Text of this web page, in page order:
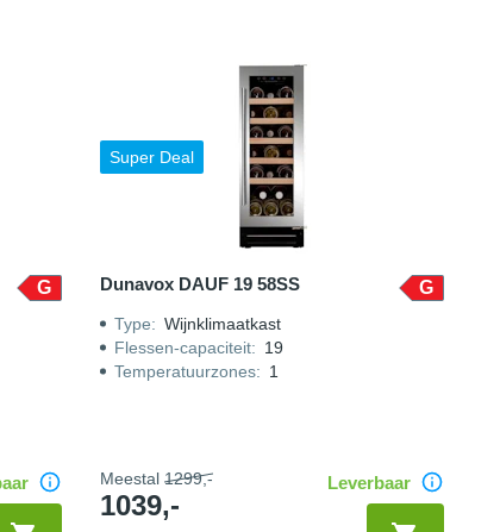
G
Super Deal
Dunavox DAUF 19 58SS G
Type: Wijnklimaatkast
Flessen-capaciteit: 19
Temperatuurzones: 1
Meestal1299,-
1039,-
Leverbaar